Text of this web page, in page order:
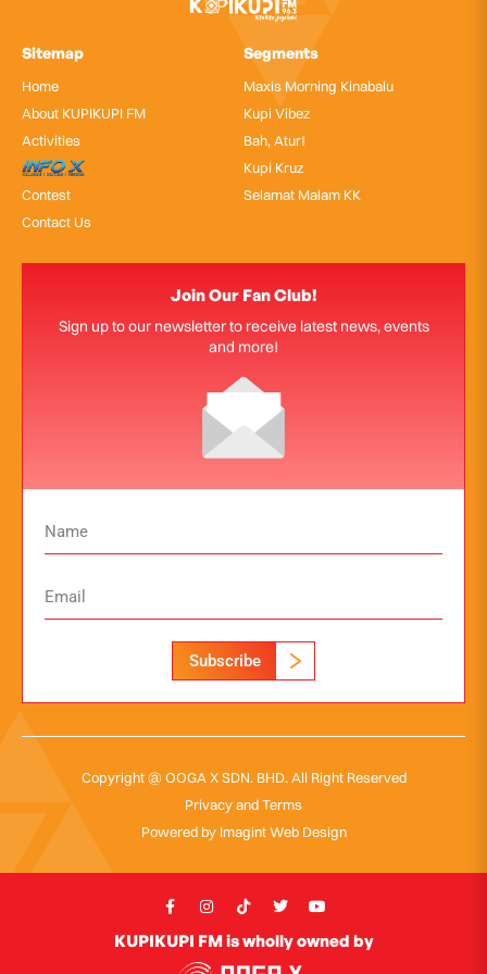
Sitemap
Home
About KUPIKUPI FM
Activities
InfoX
Contest
Contact Us
Segments
Maxis Morning Kinabalu
Kupi Vibez
Bah, Atur!
Kupi Kruz
Selamat Malam KK
Join Our Fan Club!
Sign up to our newsletter to receive latest news, events
and more!
Subscribe
Copyright @ OOGA X SDN. BHD. All Right Reserved
Privacy and Terms
Powered by Imagint Web Design
KUPIKUPI FM is wholly owned by